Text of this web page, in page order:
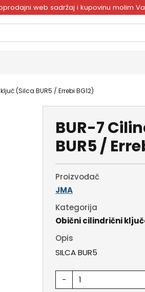
web sadržaj i kupovinu molim
(Silca BUR5 / Errebi BG12)
BUR-7
BUR5 /
Proizvođač
JMA
Kategorija
Obični cilindrični
Opis
SILCA BUR5
-